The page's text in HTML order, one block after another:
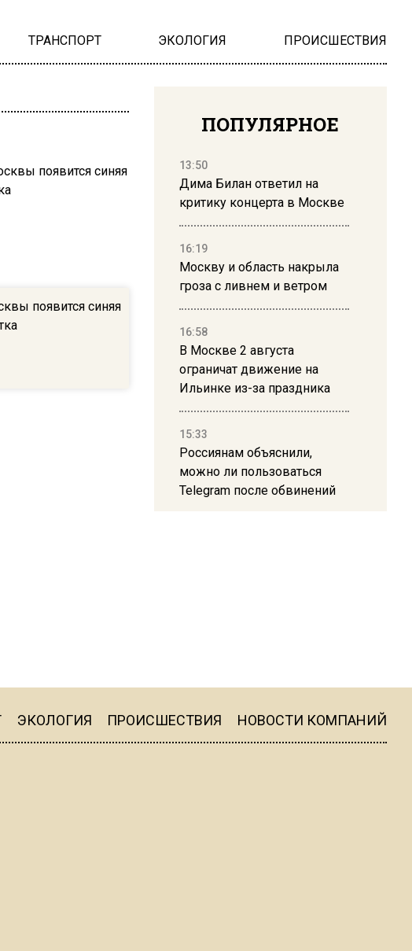
ТРАНСПОРТ ЭКОЛОГИЯ ПРОИСШЕСТВИЯ
появится синяя
ПОПУЛЯРНОЕ
13:50
Дима Билан ответил на
критику концерта в Москве
16:19
Москву и область накрыла
гроза с ливнем и ветром
16:58
В Москве 2 августа
ограничат движение на
Ильинке из-за праздника
15:33
Россиянам объяснили,
можно ли пользоваться
Telegram после обвинений
пиццы валяются на полу
ЭКОЛОГИЯ ПРОИСШЕСТВИЯ НОВОСТИ КОМПАНИЙ